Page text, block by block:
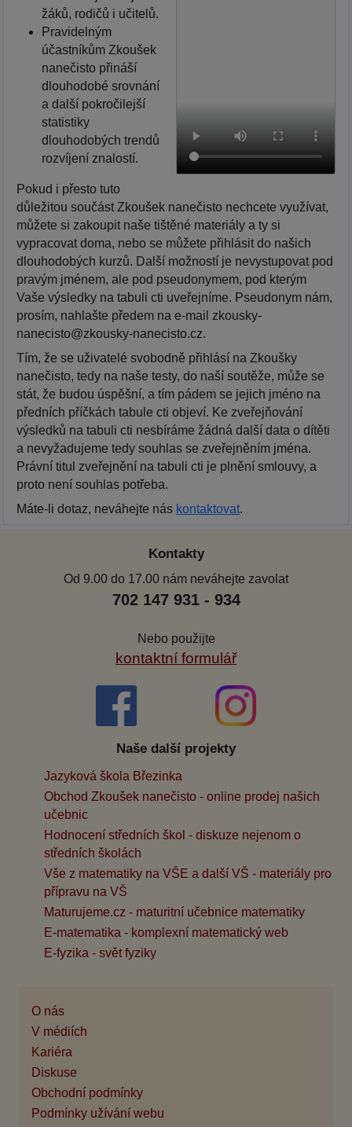
žáků, rodičů i učitelů.
Pravidelným
účastníkům Zkoušek
nanečisto přináší
dlouhodobé srovnání
a další pokročilejší
statistiky
dlouhodobých trendů
rozvíjení znalostí.
Pokud i přesto tuto
důležitou součást Zkoušek nanečisto nechcete využívat,
můžete si zakoupit naše tištěné materiály a ty si
vypracovat doma, nebo se můžete přihlásit do našich
dlouhodobých kurzů. Další možností je nevystupovat pod
pravým jménem, ale pod pseudonymem, pod kterým
Vaše výsledky na tabuli cti uveřejníme. Pseudonym nám,
prosím, nahlašte předem na e-mail zkousky-
nanecisto@zkousky-nanecisto.cz.
Tím, že se uživatelé svobodně přihlásí na Zkoušky
nanečisto, tedy na naše testy, do naší soutěže, může se
stát, že budou úspěšní, a tím pádem se jejich jméno na
předních příčkách tabule cti objeví. Ke zveřejňování
výsledků na tabuli cti nesbíráme žádná další data o dítěti
a nevyžadujeme tedy souhlas se zveřejněním jména.
Právní titul zveřejnění na tabuli cti je plnění smlouvy, a
proto není souhlas potřeba.
Máte-li dotaz, neváhejte nás kontaktovat.
Kontakty
Od 9.00 do 17.00 nám neváhejte zavolat
702 147 931 - 934
Nebo použijte
kontaktní formulář
Naše další projekty
Jazyková škola Březinka
Obchod Zkoušek nanečisto - online prodej našich
učebnic
Hodnocení středních škol - diskuze nejenom o
středních školách
Vše z matematiky na VŠE a další VŠ - materiály pro
přípravu na VŠ
Maturujeme.cz - maturitní učebnice matematiky
E-matematika - komplexní matematický web
E-fyzika - svět fyziky
O nás
V médiích
Kariéra
Diskuse
Obchodní podmínky
Podmínky užívání webu